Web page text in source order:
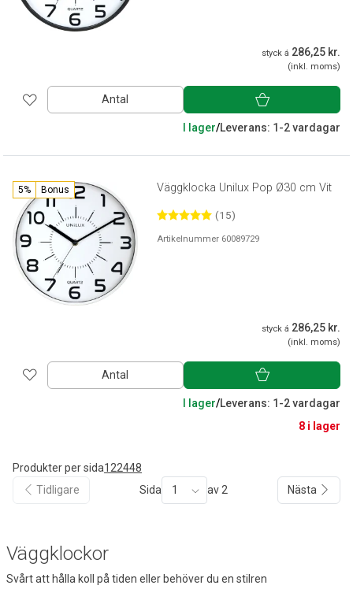
styck á 286,25 kr.
(inkl. moms)
Antal
I lager/Leverans: 1-2 vardagar
5% Bonus Väggklocka Unilux Pop Ø30 cm Vit
(15)
Artikelnummer 60089729
styck á 286,25 kr.
(inkl. moms)
Antal
I lager/Leverans: 1-2 vardagar
8 i lager
Produkter per sida122448
Tidligare
Sida 1 av 2 Nästa
Väggklockor
Svårt att hålla koll på tiden eller behöver du en stilren